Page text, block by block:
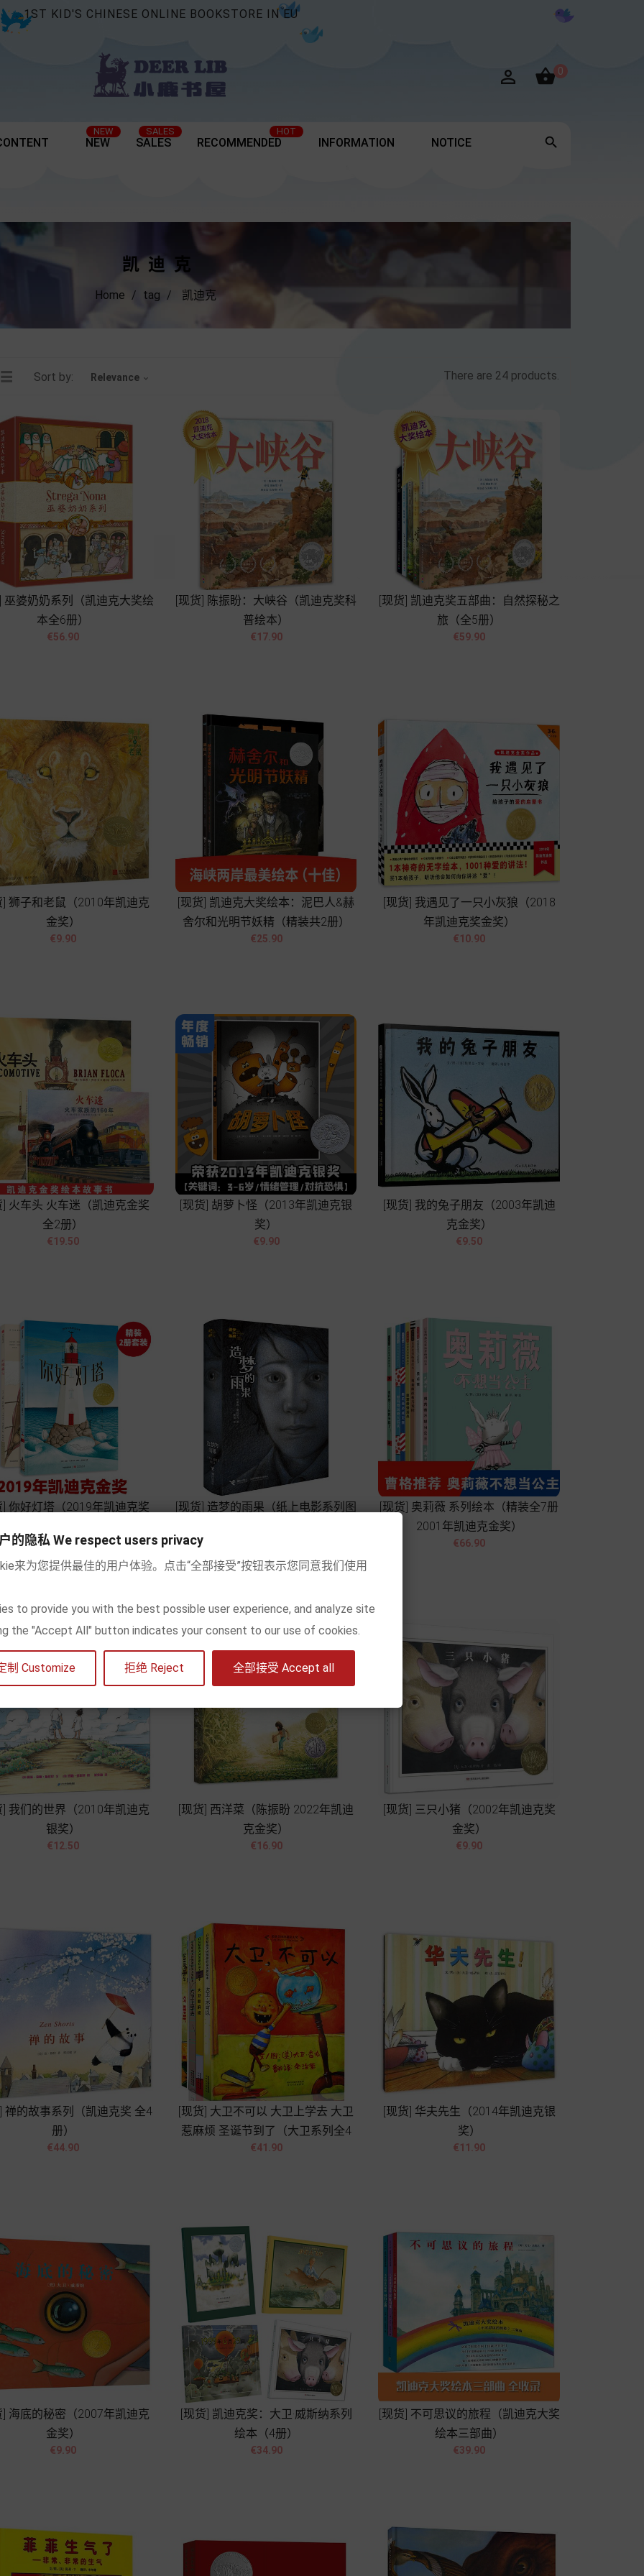
1ST KID'S CHINESE ONLINE BOOKSTORE IN EU
 0
NEW
NEW
SALES
SALES
RECOMMENDED
HOT
INFORMATION NOTICE 
凯迪克
Home tag 凯迪克
Sort by: Relevance  There are 24 products.
巫婆奶奶系列（凯迪克大奖绘
本全6册）
Price
€56.90
 
[现货] 陈振盼：大峡谷（凯迪克奖科
普绘本）
Price
€17.90
 
[现货] 凯迪克奖五部曲：自然探秘之
旅（全5册）
Price
€59.90
 
] 狮子和老鼠（2010年凯迪克
金奖）
Price
€9.90
[现货] 凯迪克大奖绘本：泥巴人&赫
舍尔和光明节妖精（精装共2册）
Price
€25.90
 
[现货] 我遇见了一只小灰狼（2018
年凯迪克奖金奖）
Price
€10.90
 
] 火车头 火车迷（凯迪克金奖
全2册）
Price
€19.50

[现货] 胡萝卜怪（2013年凯迪克银
奖）
Price
€9.90
[现货] 我的兔子朋友（2003年凯迪
克金奖）
Price
€9.50
 
] 你好灯塔（2019年凯迪克奖
Price
€19.90
 
Add to cart
[现货] 造梦的雨果（纸上电影系列图
Add to cart
[现货] 奥莉薇 系列绘本（精装全7册
2001年凯迪克金奖）
Price
€66.90
 
] 我们的世界（2010年凯迪克
银奖）
Price
€12.50

[现货] 西洋菜（陈振盼 2022年凯迪
克金奖）
Price
€16.90
 
[现货] 三只小猪（2002年凯迪克奖
金奖）
Price
€9.90
禅的故事系列（凯迪克奖 全4
册）
Price
€44.90

[现货] 大卫不可以 大卫上学去 大卫
惹麻烦 圣诞节到了（大卫系列全4
册）
Price
€41.90
 
[现货] 华夫先生（2014年凯迪克银
奖）
Price
€11.90

] 海底的秘密（2007年凯迪克
金奖）
Price
€9.90
[现货] 凯迪克奖：大卫·威斯纳系列
绘本（4册）
Price
€34.90
 
[现货] 不可思议的旅程（凯迪克大奖
绘本三部曲）
Price
€39.90
 
的隐私 We respect users privacy
来为您提供最佳的用户体验。点击“全部接受”按钮表示您同意我们使用
to provide you with the best possible user experience, and analyze site
the "Accept All" button indicates your consent to our use of cookies.
制 Customize 拒绝 Reject 全部接受 Accept all